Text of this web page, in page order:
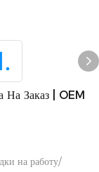
На Заказ | OEM
на работу/